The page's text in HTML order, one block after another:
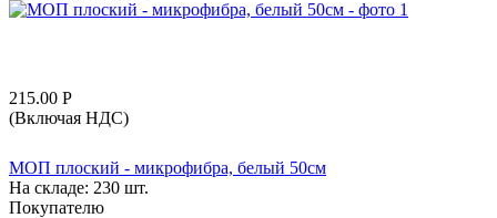
215.00 Р
(Включая НДС)
МОП плоский - микрофибра, белый 50см
На складе: 230 шт.
Покупателю